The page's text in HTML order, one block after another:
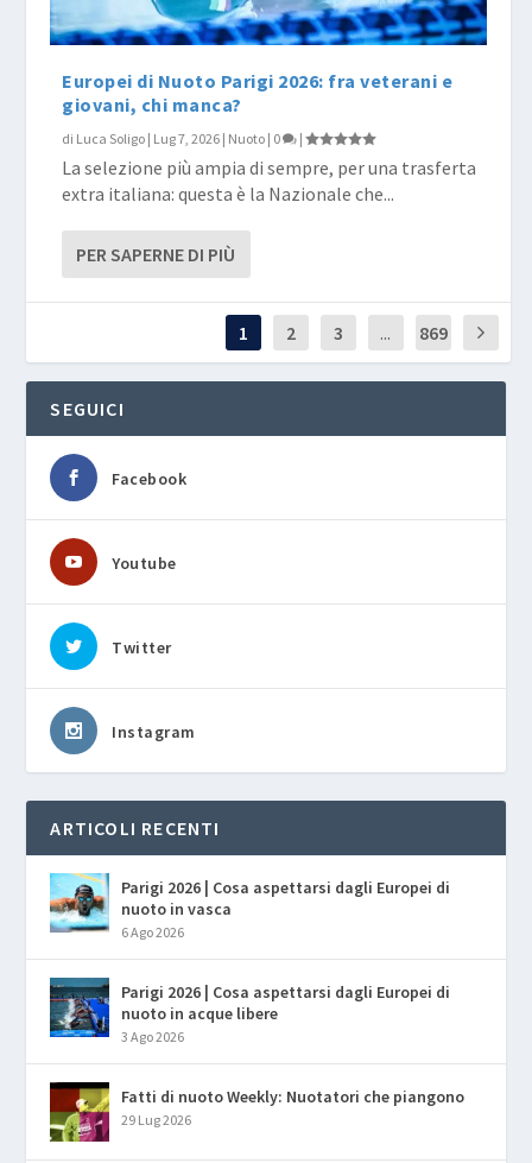
Europei di Nuoto Parigi 2026: fra veterani e
giovani, chi manca?
di Luca Soligo | Lug 7, 2026 | Nuoto | 0 |
La selezione più ampia di sempre, per una trasferta
extra italiana: questa è la Nazionale che...
PER SAPERNE DI PIÙ
1 2 3 ... 869
SEGUICI
Facebook
Youtube
Twitter
Instagram
ARTICOLI RECENTI
Parigi 2026 | Cosa aspettarsi dagli Europei di
nuoto in vasca
6 Ago 2026
Parigi 2026 | Cosa aspettarsi dagli Europei di
nuoto in acque libere
3 Ago 2026
Fatti di nuoto Weekly: Nuotatori che piangono
29 Lug 2026